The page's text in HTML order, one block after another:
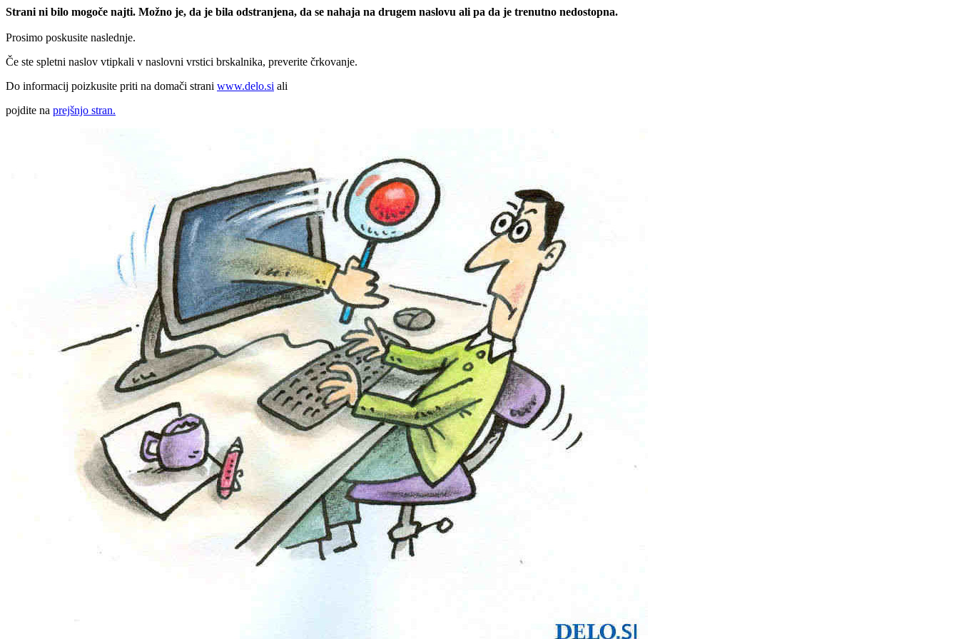
Strani ni bilo mogoče najti. Možno je, da je bila odstranjena, da se nahaja na drugem naslovu ali pa da je trenutno nedostopna.
Prosimo poskusite naslednje.
Če ste spletni naslov vtipkali v naslovni vrstici brskalnika, preverite črkovanje.
Do informacij poizkusite priti na domači strani www.delo.si ali
pojdite na prejšnjo stran.